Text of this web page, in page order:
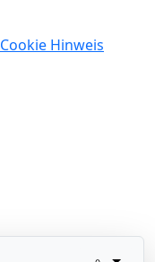
Cookie Hinweis